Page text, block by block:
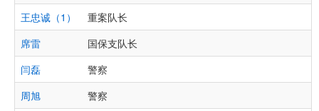
王忠诚（1）
重案队长
席雷
国保支队长
闫磊
警察
周旭
警察